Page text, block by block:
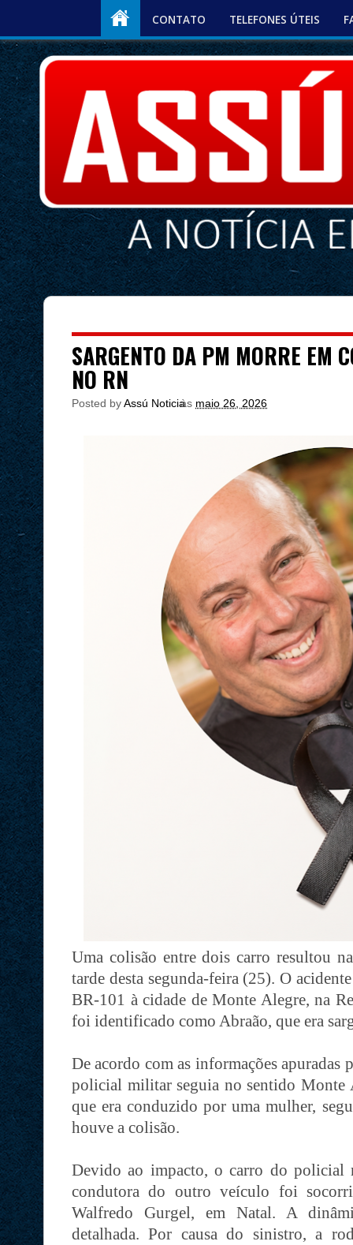
CONTATO TELEFONES ÚTEIS
SARGENTO DA PM MORRE EM
NO RN
Posted byAssú Noticia
às maio 26, 2026
Uma colisão entre dois carro resultou
tarde desta segunda-feira (25). O
BR-101 à cidade de Monte Alegre, na
foi identificado como Abraão, que era
De acordo com as informações
policial militar seguia no sentido Monte
que era conduzido por uma mulher,
houve a colisão.
Devido ao impacto, o carro do
condutora do outro veículo foi
Walfredo Gurgel, em Natal. A
detalhada. Por causa do sinistro, a